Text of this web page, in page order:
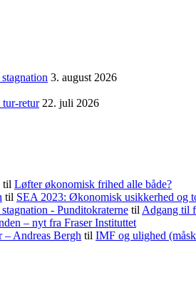
3. august 2026
tur-retur 22. juli 2026
til Løfter økonomisk frihed alle både?
til SEA 2023: Økonomisk usikkerhed og
- Punditokraterne til Adgang til
– nyt fra Fraser Instituttet
– Andreas Bergh til IMF og ulighed